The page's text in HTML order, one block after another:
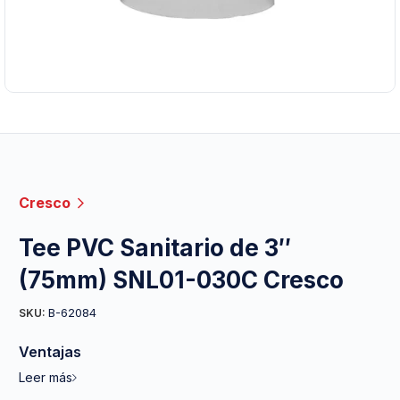
Cresco
Tee PVC Sanitario de 3″
(75mm) SNL01-030C Cresco
SKU: B-62084
Ventajas
Leer más